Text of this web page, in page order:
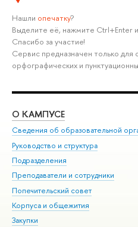
Нашли опечатку?
Выделите её, нажмите Ctrl+Enter
Спасибо за участие!
Сервис предназначен только
орфографических и
О КАМПУСЕ
Сведения об образовательной
Руководство и структура
Подразделения
Преподаватели и сотрудники
Попечительский совет
Корпуса и общежития
Закупки